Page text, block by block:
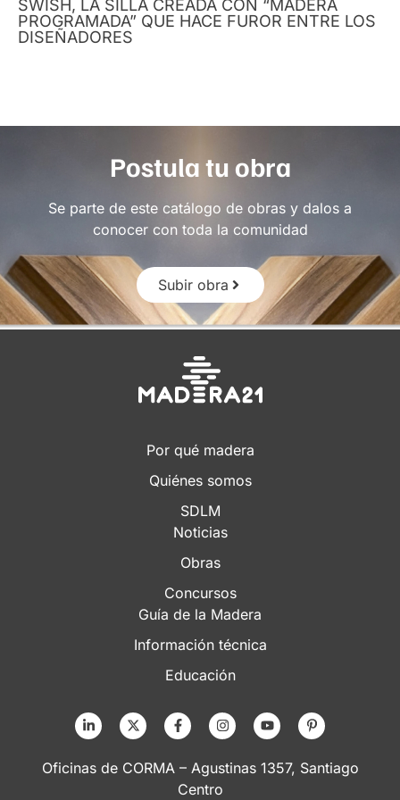
SWISH, LA SILLA CREADA CON “MADERA
PROGRAMADA” QUE HACE FUROR ENTRE LOS
DISEÑADORES
Postula tu obra
Se parte de este catálogo de obras y dalos a
conocer con toda la comunidad
Subir obra
Por qué madera
Quiénes somos
SDLM
Noticias
Obras
Concursos
Guía de la Madera
Información técnica
Educación
Oficinas de CORMA – Agustinas 1357, Santiago
Centro